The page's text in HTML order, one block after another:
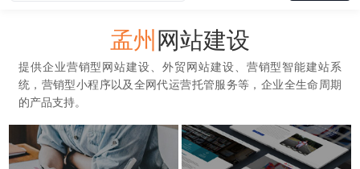
孟州 网站建设
提供企业营销型网站建设、外贸网站建设、营销型智能建站系
统，营销型小程序以及全网代运营托管服务等，企业全生命周期
的产品支持。